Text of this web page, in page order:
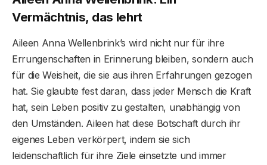
Vermächtnis, das lehrt
Aileen Anna Wellenbrink’s wird nicht nur für ihre
Errungenschaften in Erinnerung bleiben, sondern auch
für die Weisheit, die sie aus ihren Erfahrungen gezogen
hat. Sie glaubte fest daran, dass jeder Mensch die Kraft
hat, sein Leben positiv zu gestalten, unabhängig von
den Umständen. Aileen hat diese Botschaft durch ihr
eigenes Leben verkörpert, indem sie sich
leidenschaftlich für ihre Ziele einsetzte und immer